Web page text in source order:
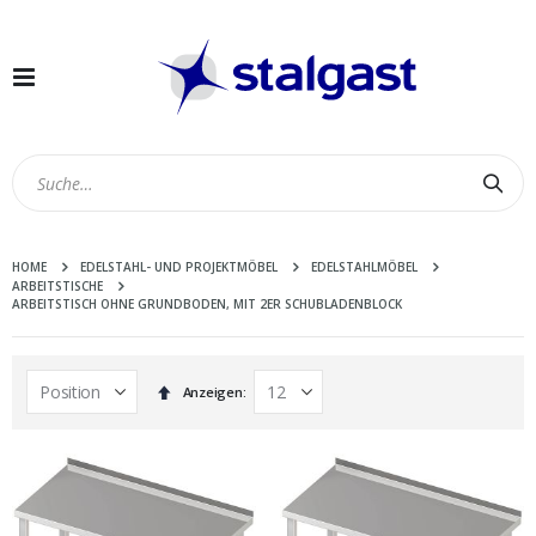
Navigation
HOME EDELSTAHL- UND PROJEKTMÖBEL
EDELSTAHLMÖBEL
ARBEITSTISCHE
ARBEITSTISCH OHNE GRUNDBODEN, MIT 2ER SCHUBLADENBLOCK
In
absteigender
Anzeigen